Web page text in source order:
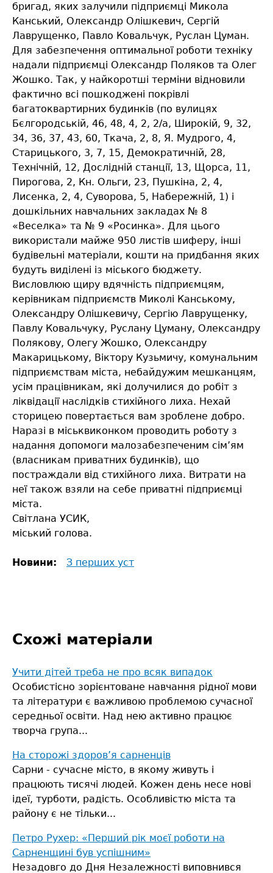
бригад, яких залучили підприємці Микола
Канський, Олександр Олішкевич, Сергій
Лаврущенко, Павло Ковальчук, Руслан Цуман.
Для забезпечення оптимальної роботи техніку
надали підприємці Олександр Поляков та Олег
Жошко. Так, у найкоротші терміни відновили
фактично всі пошкоджені покрівлі
багатоквартирних будинків (по вулицях
Бєлгородській, 46, 48, 4, 2, 2/а, Широкій, 9, 32,
34, 36, 37, 43, 60, Ткача, 2, 8, Я. Мудрого, 4,
Старицького, 3, 7, 15, Демократичній, 28,
Технічній, 12, Дослідній станції, 13, Щорса, 11,
Пирогова, 2, Кн. Ольги, 23, Пушкіна, 2, 4,
Лисенка, 2, 4, Суворова, 5, Набережній, 1) і
дошкільних навчальних закладах № 8
«Веселка» та № 9 «Росинка». Для цього
використали майже 950 листів шиферу, інші
будівельні матеріали, кошти на придбання яких
будуть виділені із міського бюджету.
Висловлюю щиру вдячність підприємцям,
керівникам підприємств Миколі Канському,
Олександру Олішкевичу, Сергію Лаврущенку,
Павлу Ковальчуку, Руслану Цуману, Олександру
Полякову, Олегу Жошко, Олександру
Макарицькому, Віктору Кузьмичу, комунальним
підприємствам міста, небайдужим мешканцям,
усім працівникам, які долучилися до робіт з
ліквідації наслідків стихійного лиха. Нехай
сторицею повертається вам зроблене добро.
Наразі в міськвиконком проводить роботу з
надання допомоги малозабезпеченим сім’ям
(власникам приватних будинків), що
постраждали від стихійного лиха. Витрати на
неї також взяли на себе приватні підприємці
міста.
Світлана УСИК,
міський голова.
Новини: З перших уст
Схожі матеріали
Учити дітей треба не про всяк випадок
Особистісно зорієнтоване навчання рідної мови
та літератури є важливою проблемою сучасної
середньої освіти. Над нею активно працює
творча група...
На сторожі здоров’я сарненців
Сарни - сучасне місто, в якому живуть і
працюють тисячі людей. Кожен день несе нові
ідеї, турботи, радість. Особливістю міста та
району є не тільки...
Петро Рухер: «Перший рік моєї роботи на
Сарненщині був успішним»
Незадовго до Дня Незалежності виповнився